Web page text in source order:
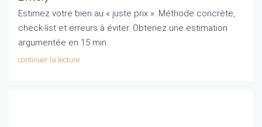
Estimez votre bien au « juste prix ». Méthode concrète,
check‑list et erreurs à éviter. Obtenez une estimation
argumentée en 15 min.
continuer la lecture